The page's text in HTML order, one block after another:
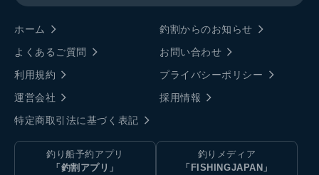
ホーム
釣割からのお知らせ
よくあるご質問
お問い合わせ
利用規約
プライバシーポリシー
運営会社
採用情報
特定商取引法に基づく表記
釣り船予約アプリ
「釣割アプリ」
釣りメディア
「FISHINGJAPAN」